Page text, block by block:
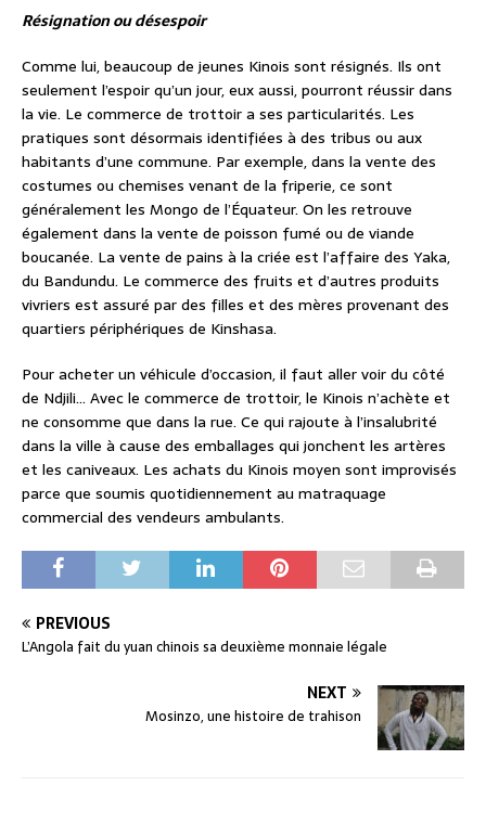
Résignation ou désespoir
Comme lui, beaucoup de jeunes Kinois sont résignés. Ils ont
seulement l’espoir qu’un jour, eux aussi, pourront réussir dans
la vie. Le commerce de trottoir a ses particularités. Les
pratiques sont désormais identifiées à des tribus ou aux
habitants d’une commune. Par exemple, dans la vente des
costumes ou chemises venant de la friperie, ce sont
généralement les Mongo de l’Équateur. On les retrouve
également dans la vente de poisson fumé ou de viande
boucanée. La vente de pains à la criée est l’affaire des Yaka,
du Bandundu. Le commerce des fruits et d’autres produits
vivriers est assuré par des filles et des mères provenant des
quartiers périphériques de Kinshasa.
Pour acheter un véhicule d’occasion, il faut aller voir du côté
de Ndjili… Avec le commerce de trottoir, le Kinois n’achète et
ne consomme que dans la rue. Ce qui rajoute à l’insalubrité
dans la ville à cause des emballages qui jonchent les artères
et les caniveaux. Les achats du Kinois moyen sont improvisés
parce que soumis quotidiennement au matraquage
commercial des vendeurs ambulants.
PREVIOUS
L’Angola fait du yuan chinois sa deuxième monnaie légale
NEXT
Mosinzo, une histoire de trahison